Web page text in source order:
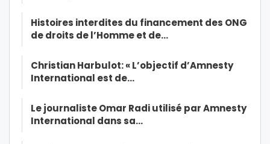
Histoires interdites du financement des ONG
de droits de l’Homme et de…
Christian Harbulot: « L’objectif d’Amnesty
International est de…
Le journaliste Omar Radi utilisé par Amnesty
International dans sa…